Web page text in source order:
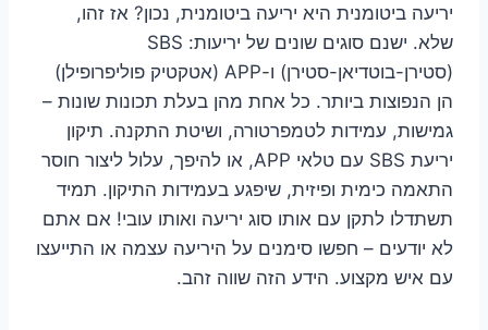
יריעה ביטומנית היא יריעה ביטומנית, נכון? אז זהו,
שלא. ישנם סוגים שונים של יריעות: SBS
(סטירן-בוטדיאן-סטירן) ו-APP (אטקטיק פוליפרופילן)
הן הנפוצות ביותר. כל אחת מהן בעלת תכונות שונות –
גמישות, עמידות לטמפרטורה, ושיטת התקנה. תיקון
יריעת SBS עם טלאי APP, או להיפך, עלול ליצור חוסר
התאמה כימית ופיזית, שיפגע בעמידות התיקון. תמיד
תשתדלו לתקן עם אותו סוג יריעה ואותו עובי! אם אתם
לא יודעים – חפשו סימנים על היריעה עצמה או התייעצו
עם איש מקצוע. הידע הזה שווה זהב.